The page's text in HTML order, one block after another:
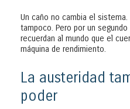
Un caño no cambia el
tampoco. Pero por un
recuerdan al mundo que el
máquina de rendimiento.
La austeridad
poder